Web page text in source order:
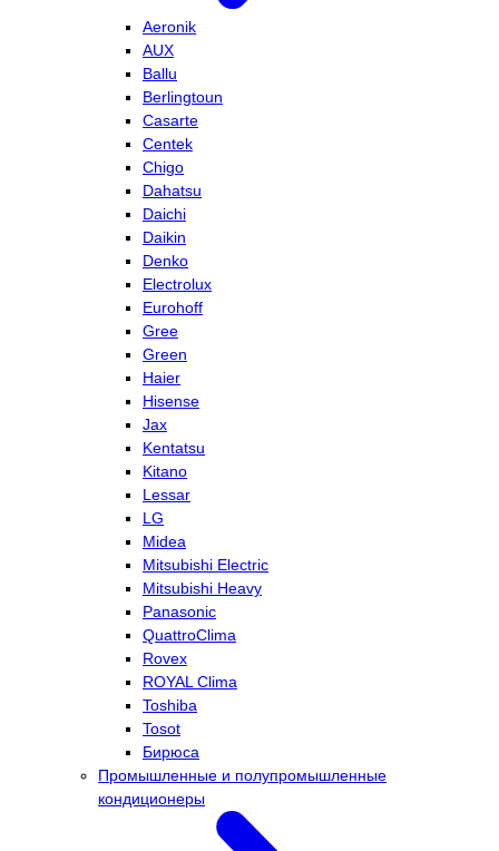
Aeronik
AUX
Ballu
Berlingtoun
Casarte
Centek
Chigo
Dahatsu
Daichi
Daikin
Denko
Electrolux
Eurohoff
Gree
Green
Haier
Hisense
Jax
Kentatsu
Kitano
Lessar
LG
Midea
Mitsubishi Electric
Mitsubishi Heavy
Panasonic
QuattroClima
Rovex
ROYAL Clima
Toshiba
Tosot
Бирюса
Промышленные и полупромышленные
кондиционеры